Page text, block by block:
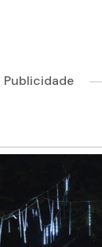
Publicidade